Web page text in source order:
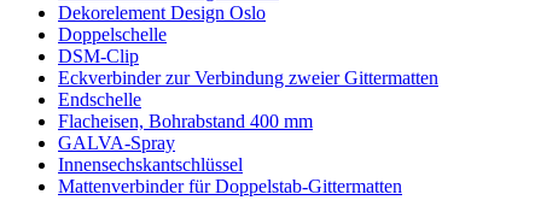
Dekorelement Design Oslo
Doppelschelle
DSM-Clip
Eckverbinder zur Verbindung zweier Gittermatten
Endschelle
Flacheisen, Bohrabstand 400 mm
GALVA-Spray
Innensechskantschlüssel
Mattenverbinder für Doppelstab-Gittermatten